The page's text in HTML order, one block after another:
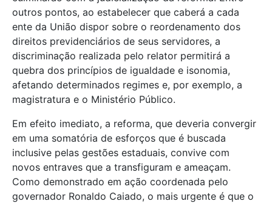
outros pontos, ao estabelecer que caberá a cada
ente da União dispor sobre o reordenamento dos
direitos previdenciários de seus servidores, a
discriminação realizada pelo relator permitirá a
quebra dos princípios de igualdade e isonomia,
afetando determinados regimes e, por exemplo, a
magistratura e o Ministério Público.
Em efeito imediato, a reforma, que deveria convergir
em uma somatória de esforços que é buscada
inclusive pelas gestões estaduais, convive com
novos entraves que a transfiguram e ameaçam.
Como demonstrado em ação coordenada pelo
governador Ronaldo Caiado, o mais urgente é que o